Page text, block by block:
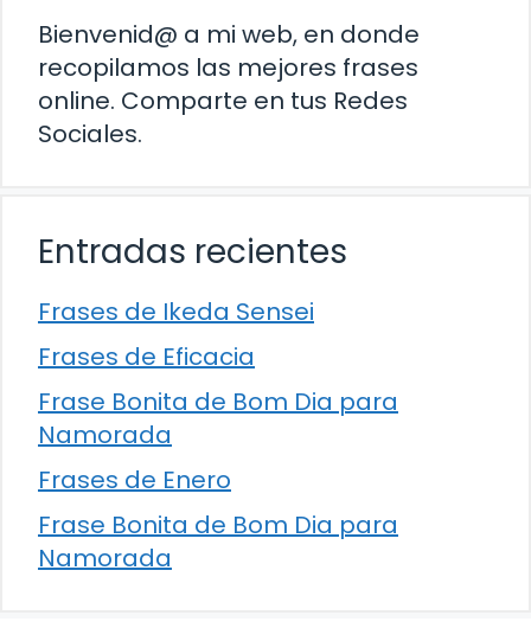
Bienvenid@ a mi web, en donde
recopilamos las mejores frases
online. Comparte en tus Redes
Sociales.
Entradas recientes
Frases de Ikeda Sensei
Frases de Eficacia
Frase Bonita de Bom Dia para
Namorada
Frases de Enero
Frase Bonita de Bom Dia para
Namorada